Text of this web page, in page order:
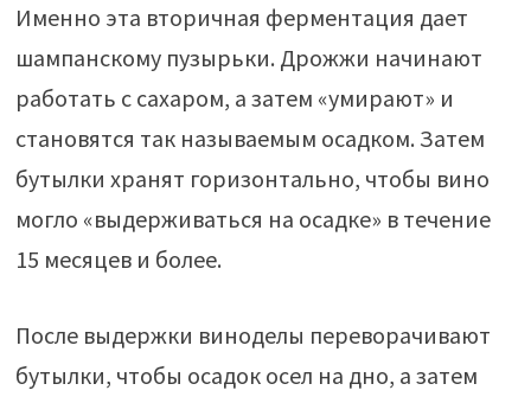
Именно эта вторичная ферментация дает
шампанскому пузырьки. Дрожжи начинают
работать с сахаром, а затем «умирают» и
становятся так называемым осадком. Затем
бутылки хранят горизонтально, чтобы вино
могло «выдерживаться на осадке» в течение
15 месяцев и более.
После выдержки виноделы переворачивают
бутылки, чтобы осадок осел на дно, а затем